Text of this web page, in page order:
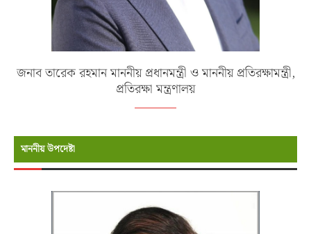
জনাব তারেক রহমান মাননীয় প্রধানমন্ত্রী ও মাননীয় প্রতিরক্ষামন্ত্রী,
প্রতিরক্ষা মন্ত্রণালয়
মাননীয় উপদেষ্টা